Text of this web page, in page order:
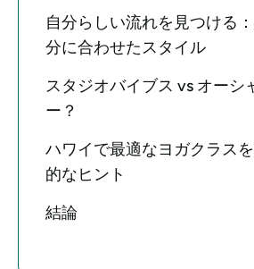
自分らしい流れを見つける
分に合わせたスタイル
スタジオバイブス vs オーシ
ー？
ハワイで最適なヨガクラス
的なヒント
結論